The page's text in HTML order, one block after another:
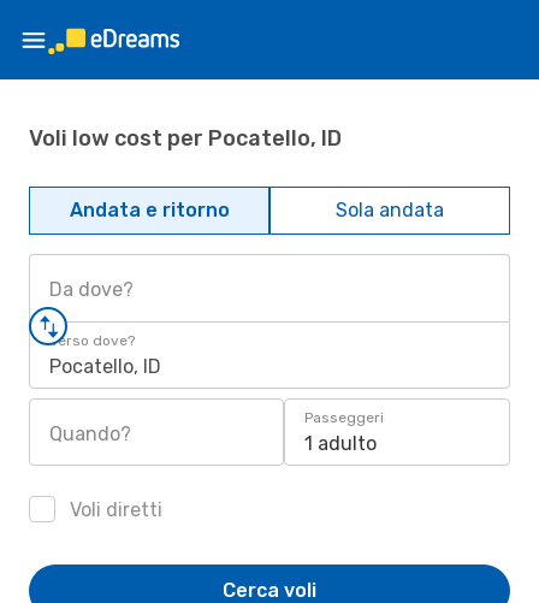
Voli low cost per Pocatello, ID
Andata e ritorno Sola andata
Da dove?
Verso dove?
Pocatello, ID
Quando?
Passeggeri
1 adulto
Voli diretti
Cerca voli